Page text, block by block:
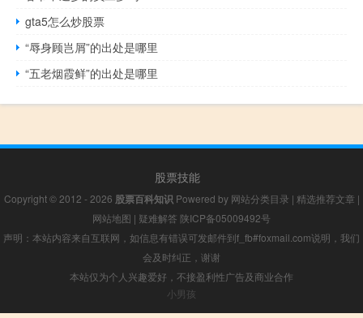
gta5怎么炒股票
“辱身顾岂屑”的出处是哪里
“五老烟霞鲜”的出处是哪里
股票技能
Copyright © 2012 - 2026 股票百科知识 Powered by 网站分类目录 | 精选推荐文章 |
网站地图 | 疑难解答 陕ICP备05009492号
声明：本站内容来自互联网，如信息有错误可发邮件到f_fb#foxmail.com说明，我们
会及时纠正，谢谢
本站仅为个人兴趣爱好，不接盈利性广告及商业合作
小男孩